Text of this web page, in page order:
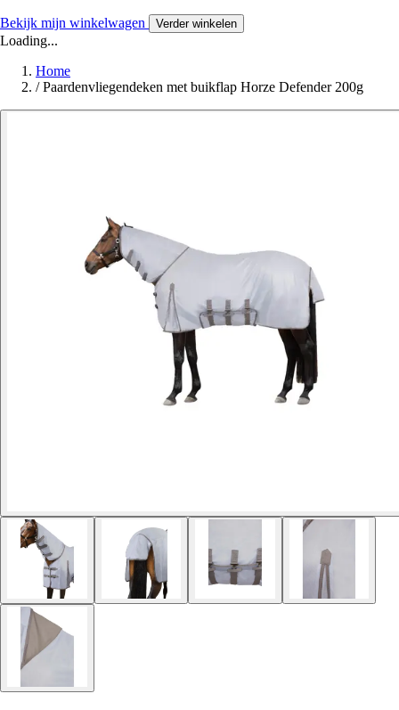
Bekijk mijn winkelwagen Verder winkelen
Loading...
Home
/ Paardenvliegendeken met buikflap Horze Defender 200g